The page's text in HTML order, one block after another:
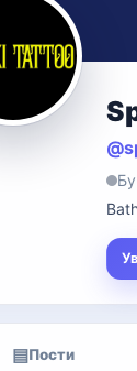
▤Пости